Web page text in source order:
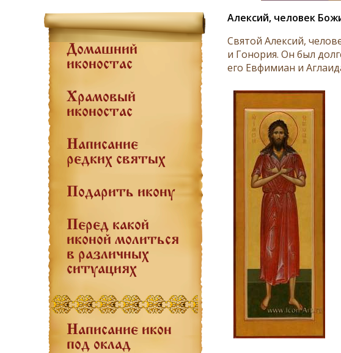
Домашний
иконостас
Храмовый
иконостас
Написание
редких святых
Подарить икону
Перед какой
иконой молиться
в различных
ситуациях
Написание икон
под оклад
Алексий, человек
Святой Алексий,
и Гонория. Он был
его Евфимиан и